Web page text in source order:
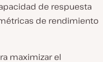
de respuesta
de rendimiento
maximizar el